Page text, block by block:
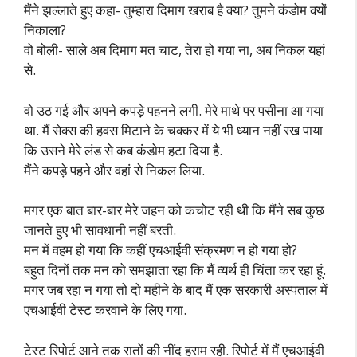
मैंने झल्लाते हुए कहा- तुम्हारा दिमाग खराब है क्या? तुमने कंडोम क्यों
निकाला?
वो बोली- साले अब दिमाग मत चाट, तेरा हो गया ना, अब निकल यहां
से.
वो उठ गई और अपने कपड़े पहनने लगी. मेरे माथे पर पसीना आ गया
था. मैं सेक्स की हवस मिटाने के चक्कर में ये भी ध्यान नहीं रख पाया
कि उसने मेरे लंड से कब कंडोम हटा दिया है.
मैंने कपड़े पहने और वहां से निकल लिया.
मगर एक बात बार-बार मेरे जहन को कचोट रही थी कि मैंने सब कुछ
जानते हुए भी सावधानी नहीं बरती.
मन में वहम हो गया कि कहीं एचआईवी संक्रमण न हो गया हो?
बहुत दिनों तक मन को समझाता रहा कि मैं व्यर्थ ही चिंता कर रहा हूं.
मगर जब रहा न गया तो दो महीने के बाद मैं एक सरकारी अस्पताल में
एचआईवी टेस्ट करवाने के लिए गया.
टेस्ट रिपोर्ट आने तक रातों की नींद हराम रही. रिपोर्ट में मैं एचआईवी